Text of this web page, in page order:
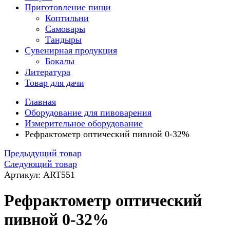
Приготовление пищи
Коптильни
Самовары
Тандыры
Сувенирная продукция
Бокалы
Литература
Товар для дачи
Главная
Оборудование для пивоварения
Измерительное оборудование
Рефрактометр оптический пивной 0-32%
Предыдущий товар
Следующий товар
Артикул: ART551
Рефрактометр оптический
пивной 0-32%